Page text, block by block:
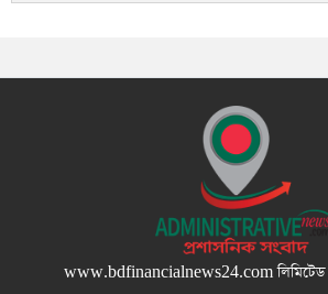
www.bdfinancialnews24.comলিমিটেড